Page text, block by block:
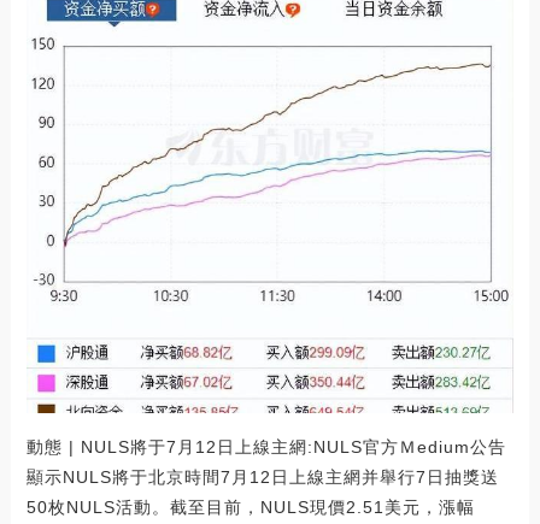
動態 | NULS將于7月12日上線主網:NULS官方Ｍedium公告
顯示NULS將于北京時間7月12日上線主網并舉行7日抽獎送
50枚NULS活動。截至目前，NULS現價2.51美元，漲幅